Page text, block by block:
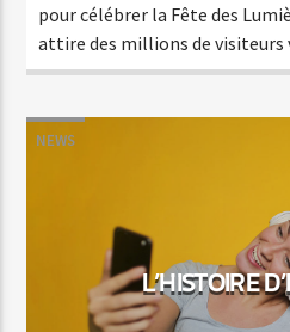
pour célébrer la Fête des
attire des millions de
NEWS
L’HISTOIRE